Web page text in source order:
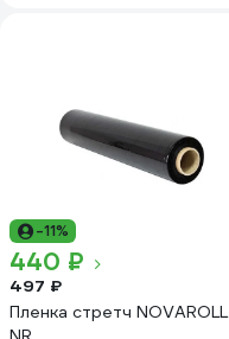
-11%
440 ₽
497 ₽
Пленка стретч NOVAROLL